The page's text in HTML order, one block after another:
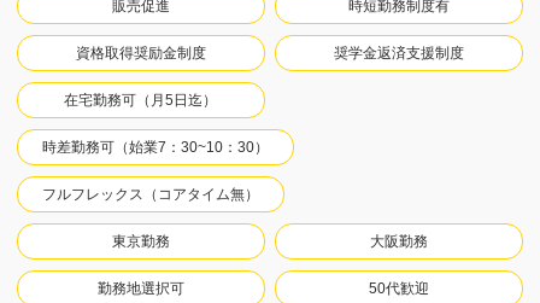
販売促進 時短勤務制度有
資格取得奨励金制度 奨学金返済支援制度
在宅勤務可（月5日迄）
時差勤務可（始業7：30~10：30）
フルフレックス（コアタイム無）
東京勤務 大阪勤務
勤務地選択可 50代歓迎